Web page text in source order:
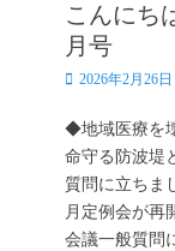
こんにち
月号
投
日
2026年2月26日
◆地域医療を
命守る防波堤
質問に立ちま
月定例会が再
会議一般質問